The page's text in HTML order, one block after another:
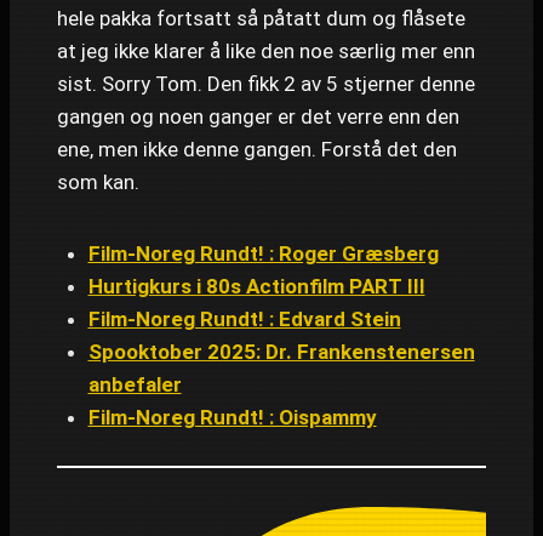
hele pakka fortsatt så påtatt dum og flåsete
at jeg ikke klarer å like den noe særlig mer enn
sist. Sorry Tom. Den fikk 2 av 5 stjerner denne
gangen og noen ganger er det verre enn den
ene, men ikke denne gangen. Forstå det den
som kan.
Film-Noreg Rundt! : Roger Græsberg
Hurtigkurs i 80s Actionfilm PART III
Film-Noreg Rundt! : Edvard Stein
Spooktober 2025: Dr. Frankenstenersen
anbefaler
Film-Noreg Rundt! : Oispammy